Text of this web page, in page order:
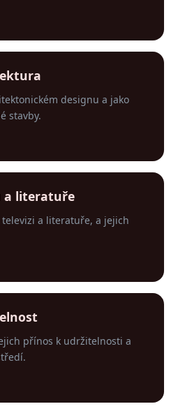
designu a jako
stavby.
a literatuře
a literatuře, a jejich
přínos k udržitelnosti a